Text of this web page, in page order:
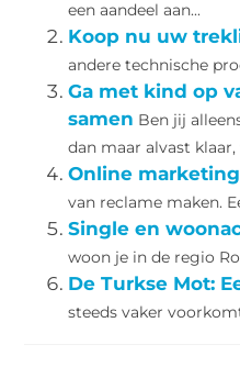
een aandeel aan...
Koop nu uw
andere technische
Ga met kind op
samen Ben jij
dan maar alvast klaar,
Online
van reclame maken.
Single en
woon je in de regio
De Turkse Mot:
steeds vaker